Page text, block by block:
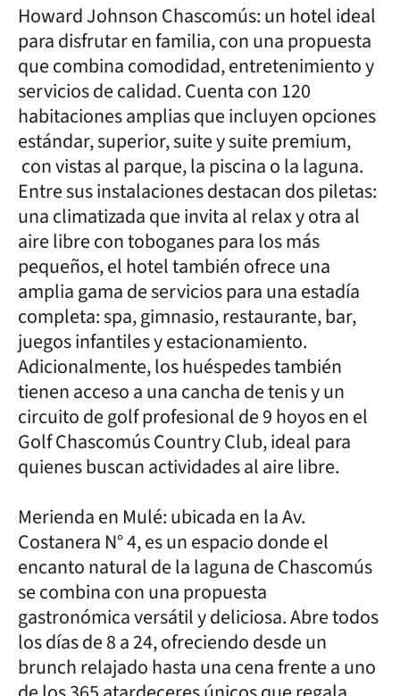
Howard Johnson Chascomús: un hotel ideal
para disfrutar en familia, con una propuesta
que combina comodidad, entretenimiento y
servicios de calidad. Cuenta con 120
habitaciones amplias que incluyen opciones
estándar, superior, suite y suite premium,
con vistas al parque, la piscina o la laguna.
Entre sus instalaciones destacan dos piletas:
una climatizada que invita al relax y otra al
aire libre con toboganes para los más
pequeños, el hotel también ofrece una
amplia gama de servicios para una estadía
completa: spa, gimnasio, restaurante, bar,
juegos infantiles y estacionamiento.
Adicionalmente, los huéspedes también
tienen acceso a una cancha de tenis y un
circuito de golf profesional de 9 hoyos en el
Golf Chascomús Country Club, ideal para
quienes buscan actividades al aire libre.
Merienda en Mulé: ubicada en la Av.
Costanera N° 4, es un espacio donde el
encanto natural de la laguna de Chascomús
se combina con una propuesta
gastronómica versátil y deliciosa. Abre todos
los días de 8 a 24, ofreciendo desde un
brunch relajado hasta una cena frente a uno